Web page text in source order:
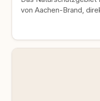
von Aachen-Brand,